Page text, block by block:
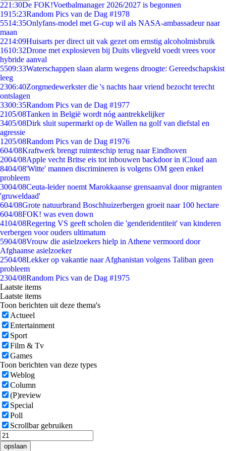
221:30De FOK!Voetbalmanager 2026/2027 is begonnen
1915:23Random Pics van de Dag #1978
5514:35Onlyfans-model met G-cup wil als NASA-ambassadeur naar
maan
2214:09Huisarts per direct uit vak gezet om ernstig alcoholmisbruik
1610:32Drone met explosieven bij Duits vliegveld voedt vrees voor
hybride aanval
5509:33Waterschappen slaan alarm wegens droogte: Gereedschapskist
leeg
2306:40Zorgmedewerkster die 's nachts haar vriend bezocht terecht
ontslagen
3300:35Random Pics van de Dag #1977
2105/08Tanken in België wordt nóg aantrekkelijker
3405/08Dirk sluit supermarkt op de Wallen na golf van diefstal en
agressie
1205/08Random Pics van de Dag #1976
604/08Kraftwerk brengt ruimteschip terug naar Eindhoven
2004/08Apple vecht Britse eis tot inbouwen backdoor in iCloud aan
8404/08'Witte' mannen discrimineren is volgens OM geen enkel
probleem
3004/08Ceuta-leider noemt Marokkaanse grensaanval door migranten
'gruweldaad'
604/08Grote natuurbrand Boschhuizerbergen groeit naar 100 hectare
604/08FOK! was even down
4104/08Regering VS geeft scholen die 'genderidentiteit' van kinderen
verbergen voor ouders ultimatum
5904/08Vrouw die asielzoekers hielp in Athene vermoord door
Afghaanse asielzoeker
2504/08Lekker op vakantie naar Afghanistan volgens Taliban geen
probleem
2304/08Random Pics van de Dag #1975
Laatste items
Laatste items
Toon berichten uit deze thema's
Actueel
Entertainment
Sport
Film & Tv
Games
Toon berichten van deze types
Weblog
Column
(P)review
Special
Poll
Scrollbar gebruiken
opslaan